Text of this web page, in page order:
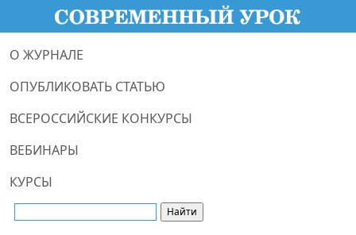
О ЖУРНАЛЕ
ОПУБЛИКОВАТЬ СТАТЬЮ
ВСЕРОССИЙСКИЕ КОНКУРСЫ
ВЕБИНАРЫ
КУРСЫ